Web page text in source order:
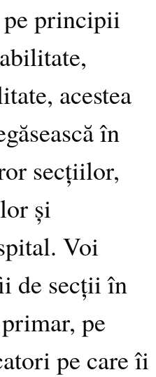
principii
acestea
în
secțiilor,
și
Voi
de secții în
pe
pe care îi